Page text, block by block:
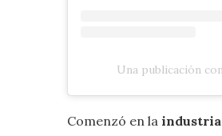
Una publicación
Comenzó en la industria